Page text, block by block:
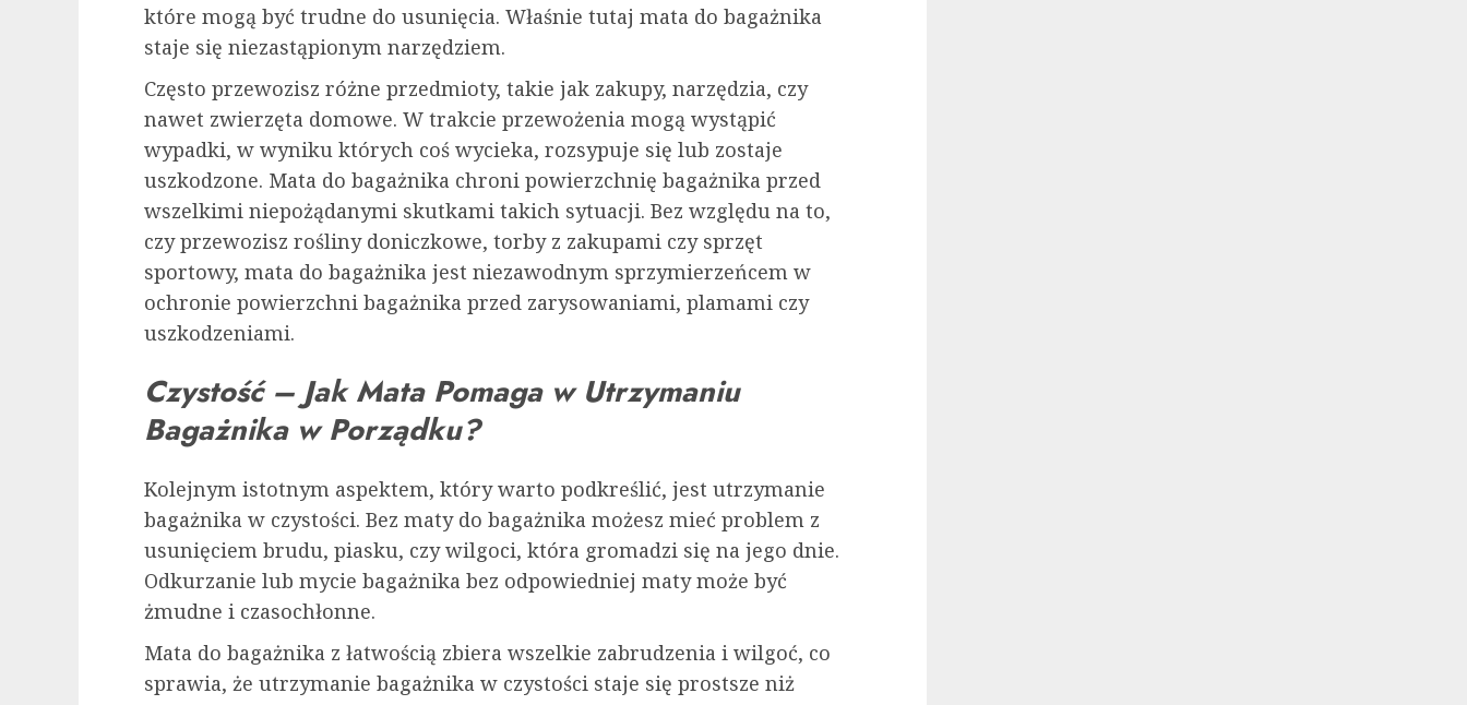
które mogą być trudne do usunięcia. Właśnie tutaj mata do bagażnika
staje się niezastąpionym narzędziem.
Często przewozisz różne przedmioty, takie jak zakupy, narzędzia, czy
nawet zwierzęta domowe. W trakcie przewożenia mogą wystąpić
wypadki, w wyniku których coś wycieka, rozsypuje się lub zostaje
uszkodzone. Mata do bagażnika chroni powierzchnię bagażnika przed
wszelkimi niepożądanymi skutkami takich sytuacji. Bez względu na to,
czy przewozisz rośliny doniczkowe, torby z zakupami czy sprzęt
sportowy, mata do bagażnika jest niezawodnym sprzymierzeńcem w
ochronie powierzchni bagażnika przed zarysowaniami, plamami czy
uszkodzeniami.
Czystość – Jak Mata Pomaga w Utrzymaniu
Bagażnika w Porządku?
Kolejnym istotnym aspektem, który warto podkreślić, jest utrzymanie
bagażnika w czystości. Bez maty do bagażnika możesz mieć problem z
usunięciem brudu, piasku, czy wilgoci, która gromadzi się na jego dnie.
Odkurzanie lub mycie bagażnika bez odpowiedniej maty może być
żmudne i czasochłonne.
Mata do bagażnika z łatwością zbiera wszelkie zabrudzenia i wilgoć, co
sprawia, że utrzymanie bagażnika w czystości staje się prostsze niż